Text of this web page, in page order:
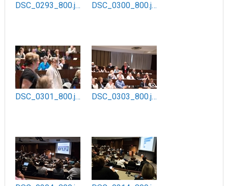
DSC_0293_800.jpg DSC_0300_800.jpg
DSC_0301_800.jpg DSC_0303_800.jpg